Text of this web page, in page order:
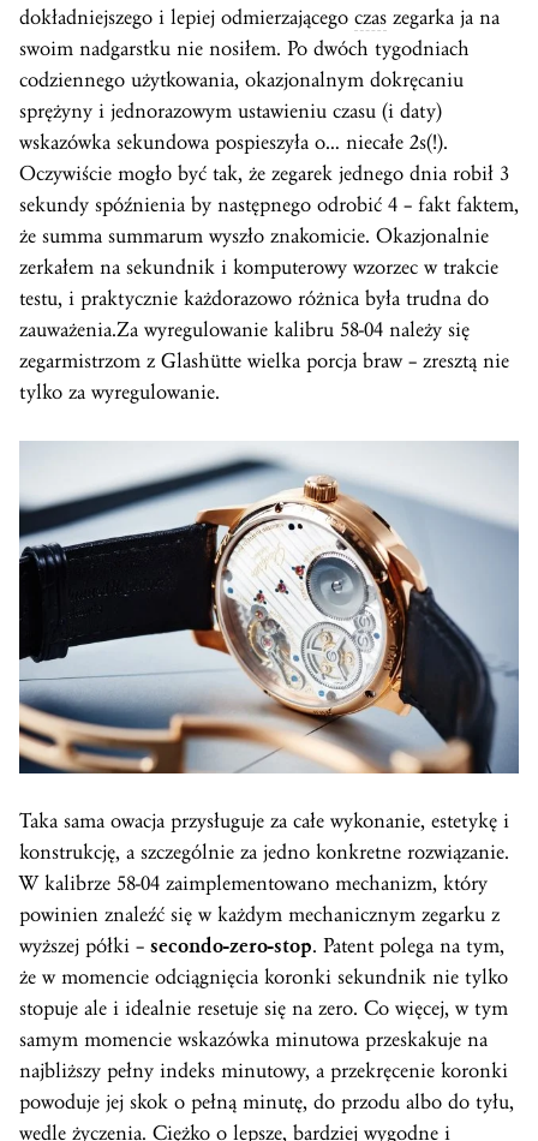
dokładniejszego i lepiej odmierzającego czas zegarka ja na
swoim nadgarstku nie nosiłem. Po dwóch tygodniach
codziennego użytkowania, okazjonalnym dokręcaniu
sprężyny i jednorazowym ustawieniu czasu (i daty)
wskazówka sekundowa pospieszyła o… niecałe 2s(!).
Oczywiście mogło być tak, że zegarek jednego dnia robił 3
sekundy spóźnienia by następnego odrobić 4 – fakt faktem,
że summa summarum wyszło znakomicie. Okazjonalnie
zerkałem na sekundnik i komputerowy wzorzec w trakcie
testu, i praktycznie każdorazowo różnica była trudna do
zauważenia.Za wyregulowanie kalibru 58-04 należy się
zegarmistrzom z Glashütte wielka porcja braw – zresztą nie
tylko za wyregulowanie.
Taka sama owacja przysługuje za całe wykonanie, estetykę i
konstrukcję, a szczególnie za jedno konkretne rozwiązanie.
W kalibrze 58-04 zaimplementowano mechanizm, który
powinien znaleźć się w każdym mechanicznym zegarku z
wyższej półki – secondo-zero-stop. Patent polega na tym,
że w momencie odciągnięcia koronki sekundnik nie tylko
stopuje ale i idealnie resetuje się na zero. Co więcej, w tym
samym momencie wskazówka minutowa przeskakuje na
najbliższy pełny indeks minutowy, a przekręcenie koronki
powoduje jej skok o pełną minutę, do przodu albo do tyłu,
wedle życzenia. Ciężko o lepsze, bardziej wygodne i